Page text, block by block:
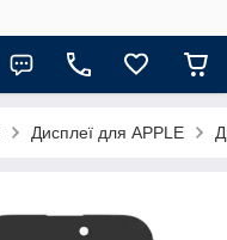
Дисплеї для APPLE